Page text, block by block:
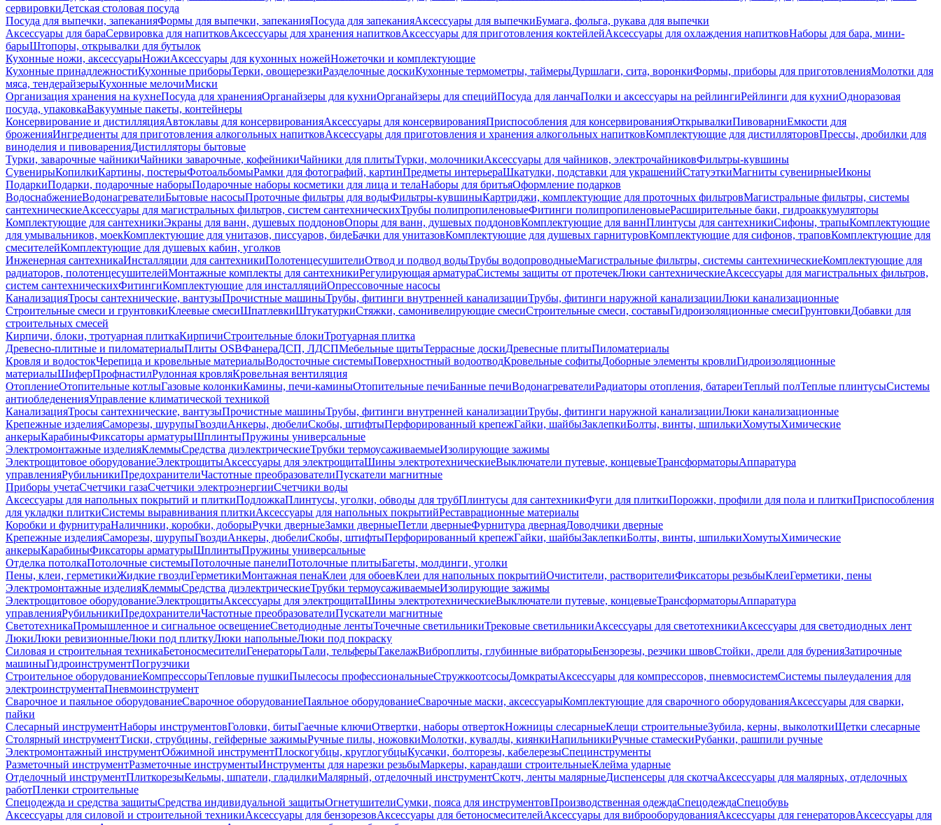
сервировкиДетская столовая посуда
Посуда для выпечки, запеканияФормы для выпечки, запеканияПосуда для запеканияАксессуары для выпечкиБумага, фольга, рукава для выпечки
Аксессуары для бараСервировка для напитковАксессуары для хранения напитковАксессуары для приготовления коктейлейАксессуары для охлаждения напитковНаборы для бара, мини-
барыШтопоры, открывалки для бутылок
Кухонные ножи, аксессуарыНожиАксессуары для кухонных ножейНожеточки и комплектующие
Кухонные принадлежностиКухонные приборыТерки, овощерезкиРазделочные доскиКухонные термометры, таймерыДуршлаги, сита, воронкиФормы, приборы для приготовленияМолотки для
мяса, тендерайзерыКухонные мелочиМиски
Организация хранения на кухнеПосуда для храненияОрганайзеры для кухниОрганайзеры для специйПосуда для ланчаПолки и аксессуары на рейлингиРейлинги для кухниОдноразовая
посуда, упаковкаВакуумные пакеты, контейнеры
Консервирование и дистилляцияАвтоклавы для консервированияАксессуары для консервированияПриспособления для консервированияОткрывалкиПивоварниЕмкости для
броженияИнгредиенты для приготовления алкогольных напитковАксессуары для приготовления и хранения алкогольных напитковКомплектующие для дистилляторовПрессы, дробилки для
виноделия и пивоваренияДистилляторы бытовые
Турки, заварочные чайникиЧайники заварочные, кофейникиЧайники для плитыТурки, молочникиАксессуары для чайников, электрочайниковФильтры-кувшины
СувенирыКопилкиКартины, постерыФотоальбомыРамки для фотографий, картинПредметы интерьераШкатулки, подставки для украшенийСтатуэткиМагниты сувенирныеИконы
ПодаркиПодарки, подарочные наборыПодарочные наборы косметики для лица и телаНаборы для бритьяОформление подарков
ВодоснабжениеВодонагревателиБытовые насосыПроточные фильтры для водыФильтры-кувшиныКартриджи, комплектующие для проточных фильтровМагистральные фильтры, системы
сантехническиеАксессуары для магистральных фильтров, систем сантехническихТрубы полипропиленовыеФитинги полипропиленовыеРасширительные баки, гидроаккумуляторы
Комплектующие для сантехникиЭкраны для ванн, душевых поддоновОпоры для ванн, душевых поддоновКомплектующие для ваннПлинтусы для сантехникиСифоны, трапыКомплектующие
для умывальников, моекКомплектующие для унитазов, писсуаров, бидеБачки для унитазовКомплектующие для душевых гарнитуровКомплектующие для сифонов, траповКомплектующие для
смесителейКомплектующие для душевых кабин, уголков
Инженерная сантехникаИнсталляции для сантехникиПолотенцесушителиОтвод и подвод водыТрубы водопроводныеМагистральные фильтры, системы сантехническиеКомплектующие для
радиаторов, полотенцесушителейМонтажные комплекты для сантехникиРегулирующая арматураСистемы защиты от протечекЛюки сантехническиеАксессуары для магистральных фильтров,
систем сантехническихФитингиКомплектующие для инсталляцийОпрессовочные насосы
КанализацияТросы сантехнические, вантузыПрочистные машиныТрубы, фитинги внутренней канализацииТрубы, фитинги наружной канализацииЛюки канализационные
Строительные смеси и грунтовкиКлеевые смесиШпатлевкиШтукатуркиСтяжки, самонивелирующие смесиСтроительные смеси, составыГидроизоляционные смесиГрунтовкиДобавки для
строительных смесей
Кирпичи, блоки, тротуарная плиткаКирпичиСтроительные блокиТротуарная плитка
Древесно-плитные и пиломатериалыПлиты OSBФанераДСП, ЛДСПМебельные щитыТеррасные доскиДревесные плитыПиломатериалы
Кровля и водостокЧерепица и кровельные материалыВодосточные системыПоверхностный водоотводКровельные софитыДоборные элементы кровлиГидроизоляционные
материалыШиферПрофнастилРулонная кровляКровельная вентиляция
ОтоплениеОтопительные котлыГазовые колонкиКамины, печи-каминыОтопительные печиБанные печиВодонагревателиРадиаторы отопления, батареиТеплый полТеплые плинтусыСистемы
антиобледененияУправление климатической техникой
КанализацияТросы сантехнические, вантузыПрочистные машиныТрубы, фитинги внутренней канализацииТрубы, фитинги наружной канализацииЛюки канализационные
Крепежные изделияСаморезы, шурупыГвоздиАнкеры, дюбелиСкобы, штифтыПерфорированный крепежГайки, шайбыЗаклепкиБолты, винты, шпилькиХомутыХимические
анкерыКарабиныФиксаторы арматурыШплинтыПружины универсальные
Электромонтажные изделияКлеммыСредства диэлектрическиеТрубки термоусаживаемыеИзолирующие зажимы
Электрощитовое оборудованиеЭлектрощитыАксессуары для электрощитаШины электротехническиеВыключатели путевые, концевыеТрансформаторыАппаратура
управленияРубильникиПредохранителиЧастотные преобразователиПускатели магнитные
Приборы учетаСчетчики газаСчетчики электроэнергииСчетчики воды
Аксессуары для напольных покрытий и плиткиПодложкаПлинтусы, уголки, обводы для трубПлинтусы для сантехникиФуги для плиткиПорожки, профили для пола и плиткиПриспособления
для укладки плиткиСистемы выравнивания плиткиАксессуары для напольных покрытийРеставрационные материалы
Коробки и фурнитураНаличники, коробки, доборыРучки дверныеЗамки дверныеПетли дверныеФурнитура двернаяДоводчики дверные
Крепежные изделияСаморезы, шурупыГвоздиАнкеры, дюбелиСкобы, штифтыПерфорированный крепежГайки, шайбыЗаклепкиБолты, винты, шпилькиХомутыХимические
анкерыКарабиныФиксаторы арматурыШплинтыПружины универсальные
Отделка потолкаПотолочные системыПотолочные панелиПотолочные плитыБагеты, молдинги, уголки
Пены, клеи, герметикиЖидкие гвоздиГерметикиМонтажная пенаКлеи для обоевКлеи для напольных покрытийОчистители, растворителиФиксаторы резьбыКлеиГерметики, пены
Электромонтажные изделияКлеммыСредства диэлектрическиеТрубки термоусаживаемыеИзолирующие зажимы
Электрощитовое оборудованиеЭлектрощитыАксессуары для электрощитаШины электротехническиеВыключатели путевые, концевыеТрансформаторыАппаратура
управленияРубильникиПредохранителиЧастотные преобразователиПускатели магнитные
СветотехникаПромышленное и сигнальное освещениеСветодиодные лентыТочечные светильникиТрековые светильникиАксессуары для светотехникиАксессуары для светодиодных лент
ЛюкиЛюки ревизионныеЛюки под плиткуЛюки напольныеЛюки под покраску
Силовая и строительная техникаБетоносмесителиГенераторыТали, тельферыТакелажВиброплиты, глубинные вибраторыБензорезы, резчики швовСтойки, дрели для буренияЗатирочные
машиныГидроинструментПогрузчики
Строительное оборудованиеКомпрессорыТепловые пушкиПылесосы профессиональныеСтружкоотсосыДомкратыАксессуары для компрессоров, пневмосистемСистемы пылеудаления для
электроинструментаПневмоинструмент
Сварочное и паяльное оборудованиеСварочное оборудованиеПаяльное оборудованиеСварочные маски, аксессуарыКомплектующие для сварочного оборудованияАксессуары для сварки,
пайки
Слесарный инструментНаборы инструментовГоловки, битыГаечные ключиОтвертки, наборы отвертокНожницы слесарныеКлещи строительныеЗубила, керны, выколоткиЩетки слесарные
Столярный инструментТиски, струбцины, гейферные зажимыРучные пилы, ножовкиМолотки, кувалды, киянкиНапильникиРучные стамескиРубанки, рашпили ручные
Электромонтажный инструментОбжимной инструментПлоскогубцы, круглогубцыКусачки, болторезы, кабелерезыСпецинструменты
Разметочный инструментРазметочные инструментыИнструменты для нарезки резьбыМаркеры, карандаши строительныеКлейма ударные
Отделочный инструментПлиткорезыКельмы, шпатели, гладилкиМалярный, отделочный инструментСкотч, ленты малярныеДиспенсеры для скотчаАксессуары для малярных, отделочных
работПленки строительные
Спецодежда и средства защитыСредства индивидуальной защитыОгнетушителиСумки, пояса для инструментовПроизводственная одеждаСпецодеждаСпецобувь
Аксессуары для силовой и строительной техникиАксессуары для бензорезовАксессуары для бетоносмесителейАксессуары для виброоборудованияАксессуары для генераторовАксессуары для